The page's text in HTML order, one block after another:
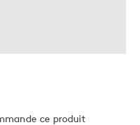
ce produit